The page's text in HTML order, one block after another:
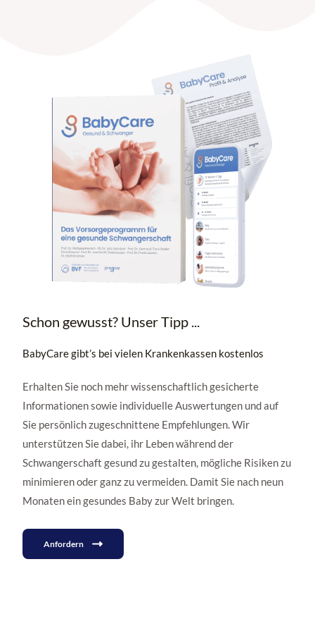
Schon gewusst? Unser Tipp ...
BabyCare gibt’s bei vielen Krankenkassen kostenlos
Erhalten Sie noch mehr wissenschaftlich gesicherte
Informationen sowie individuelle Auswertungen und auf
Sie persönlich zugeschnittene Empfehlungen. Wir
unterstützen Sie dabei, ihr Leben während der
Schwangerschaft gesund zu gestalten, mögliche Risiken zu
minimieren oder ganz zu vermeiden. Damit Sie nach neun
Monaten ein gesundes Baby zur Welt bringen.
Anfordern